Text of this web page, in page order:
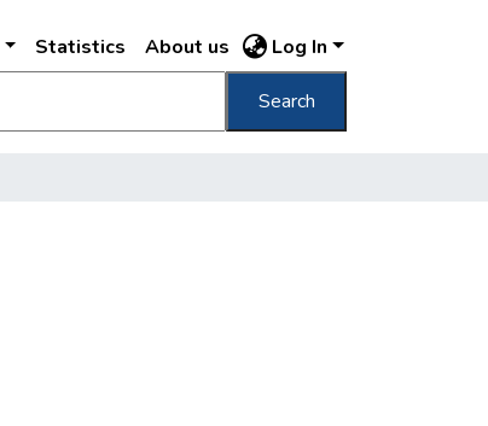
Statistics About us Log In
Search